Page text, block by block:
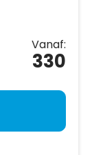
Vanaf:
330